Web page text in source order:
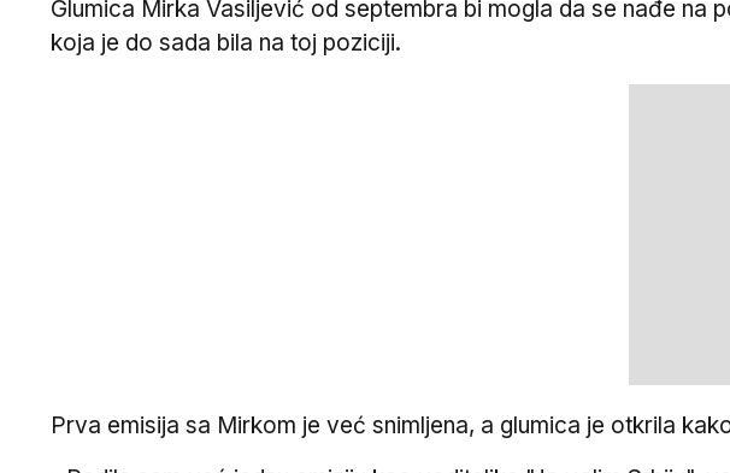
Glumica Mirka Vasiljević od septembra bi mogla da se nađe
koja je do sada bila na toj poziciji.
Prva emisija sa Mirkom je već snimljena, a glumica je otkrila